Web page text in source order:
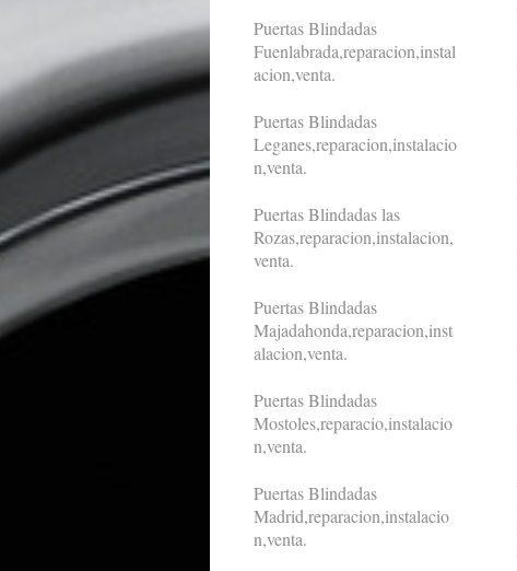
Puertas Blindadas
Fuenlabrada,reparacion,instal
acion,venta.
Puertas Blindadas
Leganes,reparacion,instalacio
n,venta.
Puertas Blindadas las
Rozas,reparacion,instalacion,
venta.
Puertas Blindadas
Majadahonda,reparacion,inst
alacion,venta.
Puertas Blindadas
Mostoles,reparacio,instalacio
n,venta.
Puertas Blindadas
Madrid,reparacion,instalacio
n,venta.